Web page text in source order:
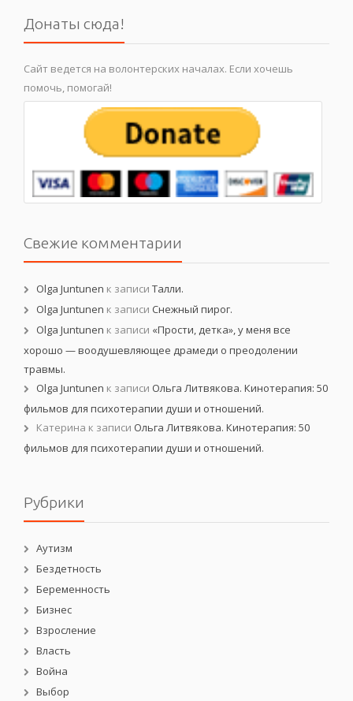
Донаты сюда!
Сайт ведется на волонтерских началах. Если хочешь
помочь, помогай!
Свежие комментарии
Olga Juntunen к записи Талли.
Olga Juntunen к записи Снежный пирог.
Olga Juntunen к записи «Прости, детка», у меня все
хорошо — воодушевляющее драмеди о преодолении
травмы.
Olga Juntunen к записи Ольга Литвякова. Кинотерапия: 50
фильмов для психотерапии души и отношений.
Катерина к записи Ольга Литвякова. Кинотерапия: 50
фильмов для психотерапии души и отношений.
Рубрики
Аутизм
Бездетность
Беременность
Бизнес
Взросление
Власть
Война
Выбор